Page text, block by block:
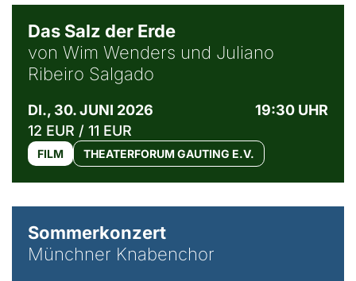
Das Salz der Erde
von Wim Wenders und Juliano
Ribeiro Salgado
DI., 30. JUNI 2026
19:30 UHR
12 EUR / 11 EUR
FILM THEATERFORUM GAUTING E.V.
Sommerkonzert
Münchner Knabenchor